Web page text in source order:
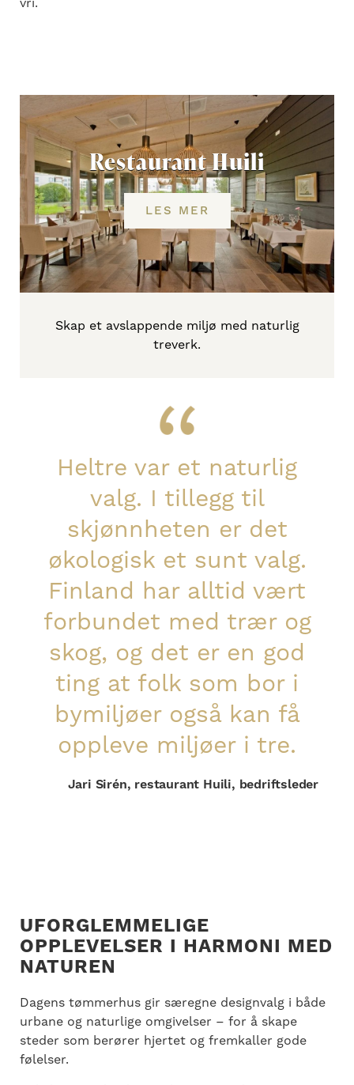
vri.
Restaurant Huili
LES MER
Skap et avslappende miljø med naturlig
treverk.
Heltre var et naturlig
valg. I tillegg til
skjønnheten er det
økologisk et sunt valg.
Finland har alltid vært
forbundet med trær og
skog, og det er en god
ting at folk som bor i
bymiljøer også kan få
oppleve miljøer i tre.
Jari Sirén, restaurant Huili, bedriftsleder
UFORGLEMMELIGE
OPPLEVELSER I HARMONI MED
NATUREN
Dagens tømmerhus gir særegne designvalg i både
urbane og naturlige omgivelser – for å skape
steder som berører hjertet og fremkaller gode
følelser.